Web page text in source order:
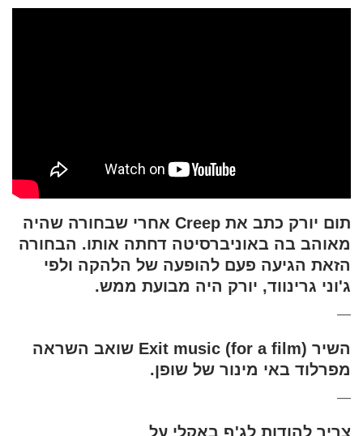
תום יורק כתב את Creep אחרי שבחורה שהיה
מאוהב בה באוניברסיטה דחתה אותו. הבחורה
הזאת הגיעה פעם להופעה של הלהקה ולפי
ג'וני גרינווד, יורק היה מבועת ממש.
—
השיר (Exit music (for a film שואב השראה
מפרלוד באי מינור של שופן.
—
צריך להודות לג'ף באקלי על